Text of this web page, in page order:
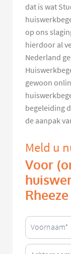
dat is wat
op ons
hierdoor al
Nederland
gewoon
begeleiding
de aanpak
Meld u
Voor
Rheeze